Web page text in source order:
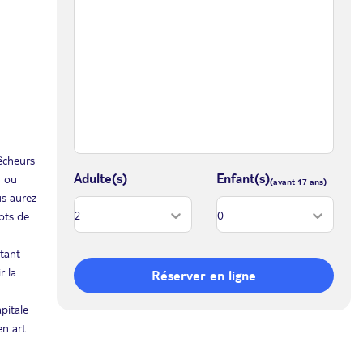
ou
aurez
de
la
art
Adulte(s) Enfant(s)
Réserver en ligne